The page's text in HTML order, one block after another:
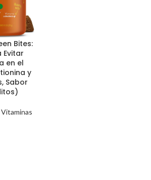
Bites:
Evitar
en el
y
Sabor